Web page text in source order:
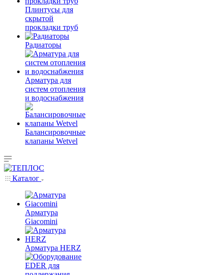
Плинтусы для
скрытой
прокладки труб
Радиаторы
Арматура для
систем отопления
и водоснабжения
Балансировочные
клапаны Wetvel
Каталог
Арматура
Giacomini
Арматура HERZ